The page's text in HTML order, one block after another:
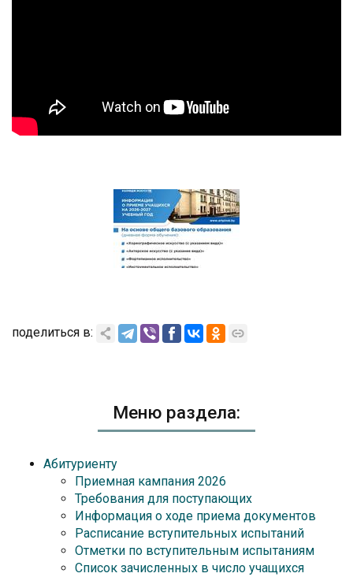
поделиться в:
Меню раздела:
Абитуриенту
Приемная кампания 2026
Требования для поступающих
Информация о ходе приема документов
Расписание вступительных испытаний
Отметки по вступительным испытаниям
Список зачисленных в число учащихся